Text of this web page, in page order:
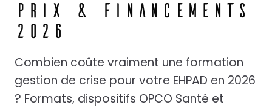
PRIX & FINANCEMENTS
2026
Combien coûte vraiment une formation
gestion de crise pour votre EHPAD en 2026
? Formats, dispositifs OPCO Santé et